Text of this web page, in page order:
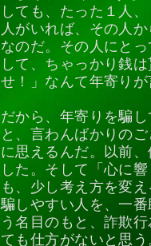
しても、たった１人
人がいれば、その人
なのだ。その人にと
して、ちゃっかり銭
せ！」なんて年寄り
だから、年寄りを騙
と、言わんばかりの
に思えるんだ。以前
した。そして「心に
も、少し考え方を変
騙しやすい人を、一
う名目のもと、詐欺
ても仕方がないと思う